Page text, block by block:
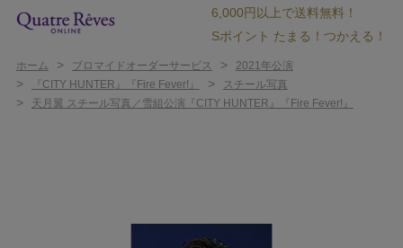
6,000円以上で送料無料！
Sポイント たまる！つかえる！
ホーム > ブロマイドオーダーサービス > 2021年公演
> 『CITY HUNTER』『Fire Fever!』 > スチール写真
> 天月翼 スチール写真／雪組公演『CITY HUNTER』『Fire Fever!』